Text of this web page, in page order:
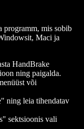
programm, mis sobib
Maci ja
HandBrake
ning paigalda.
või
ning leia tihendatav
sektsioonis vali